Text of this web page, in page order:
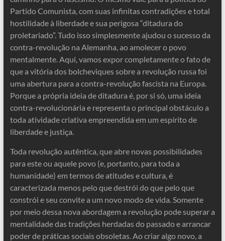
Partido Comunista, com suas infinitas contradições e total
hostilidade à liberdade e sua perigosa “ditadura do
proletariado”. Tudo isso simplesmente ajudou o sucesso da
contra-revolução na Alemanha, ao amolecer o povo
mentalmente. Aqui, vamos expor completamente o fato de
que a vitória dos bolcheviques sobre a revolução russa foi
uma abertura para a contra-revolução fascista na Europa.
Porque a própria ideia de ditadura é, por si só, uma ideia
contra-revolucionária e representa o principal obstáculo a
toda atividade criativa empreendida em um espírito de
liberdade e justiça.
Toda revolução autêntica, que abre novas possibilidades
para este ou aquele povo (e, portanto, para toda a
humanidade) em termos de atitudes e cultura, é
caracterizada menos pelo que destrói do que pelo que
constrói e seu convite a um novo modo de vida. Somente
por meio dessa nova abordagem a revolução pode superar a
mentalidade das tradições herdadas do passado e arrancar
poder de práticas sociais obsoletas. Ao criar algo novo, a